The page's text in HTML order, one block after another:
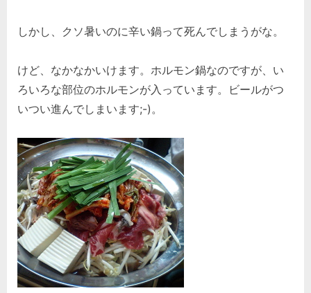
しかし、クソ暑いのに辛い鍋って死んでしまうがな。
けど、なかなかいけます。ホルモン鍋なのですが、い
ろいろな部位のホルモンが入っています。ビールがつ
いつい進んでしまいます;-)。